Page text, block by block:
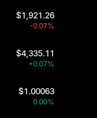
$1,921.26
-0.07%
$4,335.11
+0.07%
$1.00063
0.00%